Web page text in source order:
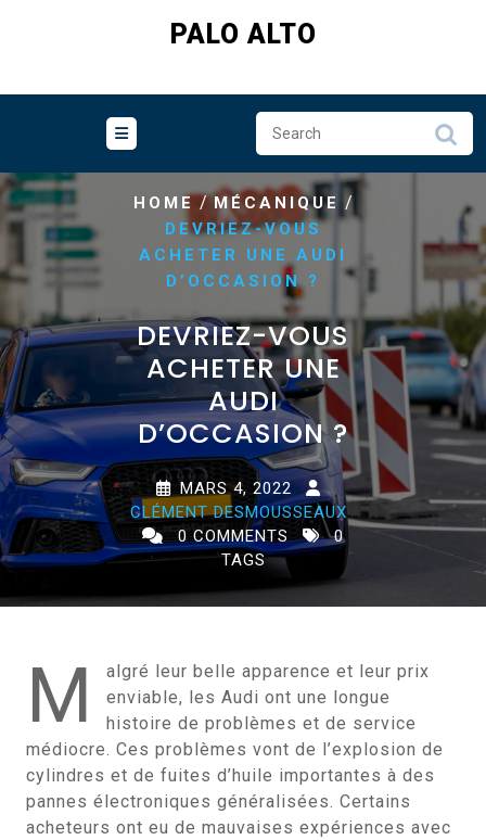
PALO ALTO
HOME/MÉCANIQUE /
DEVRIEZ-VOUS
ACHETER UNE AUDI
D’OCCASION ?
DEVRIEZ-VOUS
ACHETER UNE
AUDI
D’OCCASION ?
MARS 4, 2022
CLÉMENT DESMOUSSEAUX
0 COMMENTS
0
TAGS
M
algré leur belle apparence et leur prix
enviable, les Audi ont une longue
histoire de problèmes et de service
médiocre. Ces problèmes vont de l’explosion de
cylindres et de fuites d’huile importantes à des
pannes électroniques généralisées. Certains
acheteurs ont eu de mauvaises expériences avec